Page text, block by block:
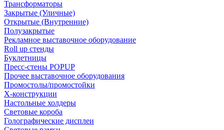
Трансформаторы
Закрытые (Уличные)
Открытые (Внутренние)
Полузакрытые
Рекламное выставочное оборудование
Roll up стенды
Буклетницы
Пресс-стены POPUP
Прочее выставочное оборудования
Промостолы/промостойки
Х-конструкции
Настольные холдеры
Световые короба
Голографические дисплеи